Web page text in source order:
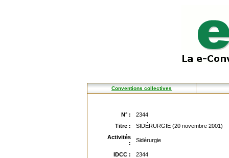
Conventions collectives
N° :
2344
Titre :
SIDÉRURGIE (20 novembre 2001)
Activités
:
Sidérurgie
IDCC :
2344